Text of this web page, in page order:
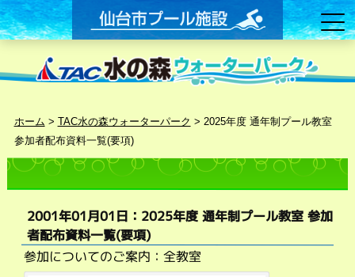
ホーム > TAC水の森ウォーターパーク > 2025年度 通年制プール教室
参加者配布資料一覧(要項)
2001年01月01日：2025年度 通年制プール教室 参加
者配布資料一覧(要項)
参加についてのご案内：全教室